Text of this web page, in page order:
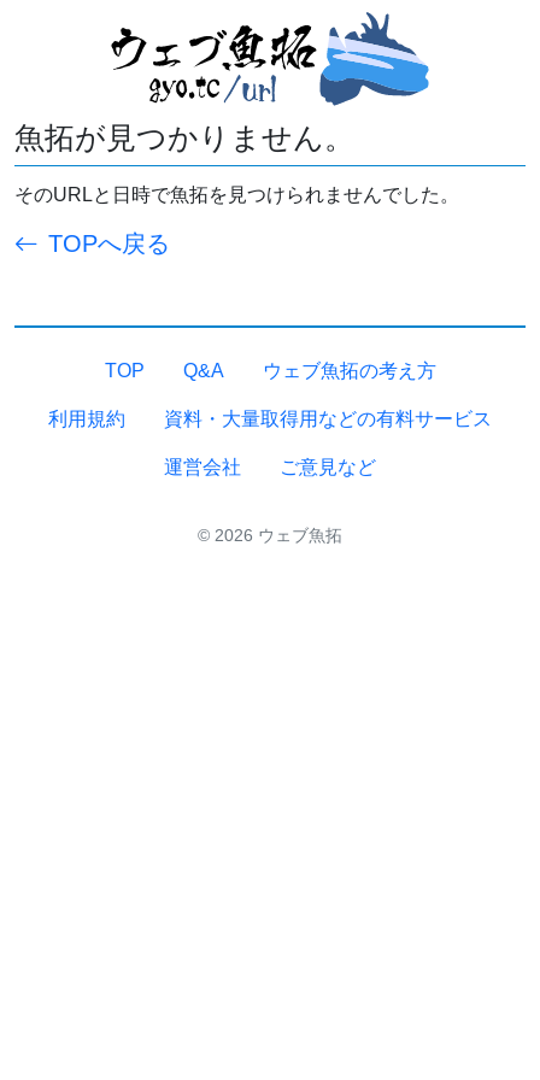
魚拓が見つかりません。
そのURLと日時で魚拓を見つけられませんでした。
TOPへ戻る
TOP Q&A ウェブ魚拓の考え方
利用規約 資料・大量取得用などの有料サービス
運営会社 ご意見など
© 2026 ウェブ魚拓